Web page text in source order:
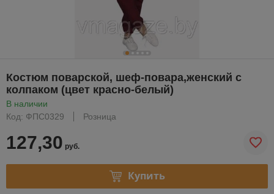
Костюм поварской, шеф-повара,женский с
колпаком (цвет красно-белый)
В наличии
Код: ФПС0329
Розница
127,30 руб.
Купить